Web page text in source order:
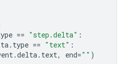
== "step.delta" :
. type == "text" :
.delta. text, end="" )